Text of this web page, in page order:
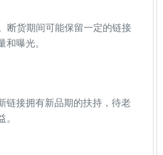
断货期间可能保留一定的链接
曝光。
链接拥有新品期的扶持，待老